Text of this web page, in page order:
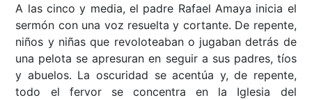
A las cinco y media, el padre Rafael Amaya inicia el
sermón con una voz resuelta y cortante. De repente,
niños y niñas que revoloteaban o jugaban detrás de
una pelota se apresuran en seguir a sus padres, tíos
y abuelos. La oscuridad se acentúa y, de repente,
todo el fervor se concentra en la Iglesia del